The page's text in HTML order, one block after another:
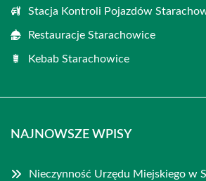
Stacja Kontroli Pojazdów
Restauracje Starachowice
Kebab Starachowice
NAJNOWSZE WPISY
Nieczynność Urzędu Miejskiego w